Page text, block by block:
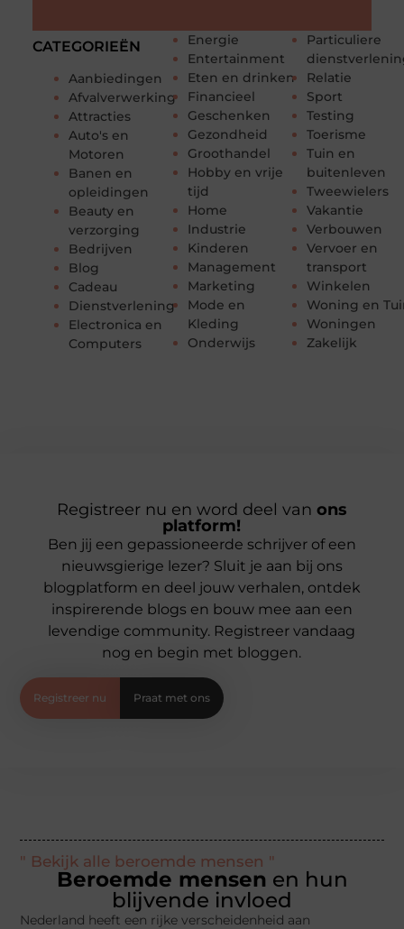
CATEGORIEËN
Aanbiedingen
Afvalverwerking
Attracties
Auto's en
Motoren
Banen en
opleidingen
Beauty en
verzorging
Bedrijven
Blog
Cadeau
Dienstverlening
Electronica en
Computers
Energie
Entertainment
Eten en drinken
Financieel
Geschenken
Gezondheid
Groothandel
Hobby en vrije
tijd
Home
Industrie
Kinderen
Management
Marketing
Mode en
Kleding
Onderwijs
Particuliere
Relatie
Sport
Testing
Toerisme
Tuin en
buitenleven
Tweewielers
Vakantie
Verbouwen
Vervoer en
transport
Winkelen
Woning en
Woningen
Zakelijk
Registreer nu en word deel van ons
platform!
Ben jij een gepassioneerde schrijver of een
nieuwsgierige lezer? Sluit je aan bij ons
blogplatform en deel jouw verhalen, ontdek
inspirerende blogs en bouw mee aan een
levendige community. Registreer vandaag
nog en begin met bloggen.
Registreer nu Praat met ons
" Bekijk alle beroemde mensen "
Beroemde mensen en hun
blijvende invloed
Nederland heeft een rijke verscheidenheid aan